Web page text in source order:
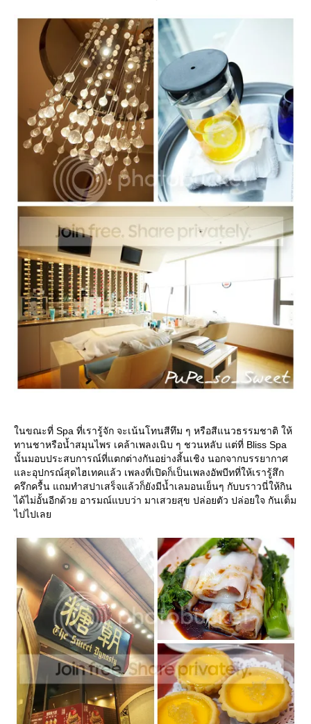
นขณะที่ Spa ที่เรารู้จัก จะเน้นโทนสีทึม ๆ หรือสีแนวธรรมชาติ ให้
ทานชาหรือน้ำสมุนไพร เคล้าเพลงเนิบ ๆ ชวนหลับ แต่ที่ Bliss Spa
นั้นมอบประสบการณ์ที่แตกต่างกันอย่างสิ้นเชิง นอกจากบรรยากาศ
ละอุปกรณ์สุดไฮเทคแล้ว เพลงที่เปิดก็เป็นเพลงอัพบีทที่ให้เรารู้สึก
ครึกครื้น แถมทำสปาเสร็จแล้วก็ยังมีน้ำเลมอนเย็นๆ กับบราวนี่ให้กิน
ได้ไม่อั้นอีกด้วย อารมณ์แบบว่า มาเสวยสุข ปล่อยตัว ปล่อยใจ กันเต็ม
ไปไปเล